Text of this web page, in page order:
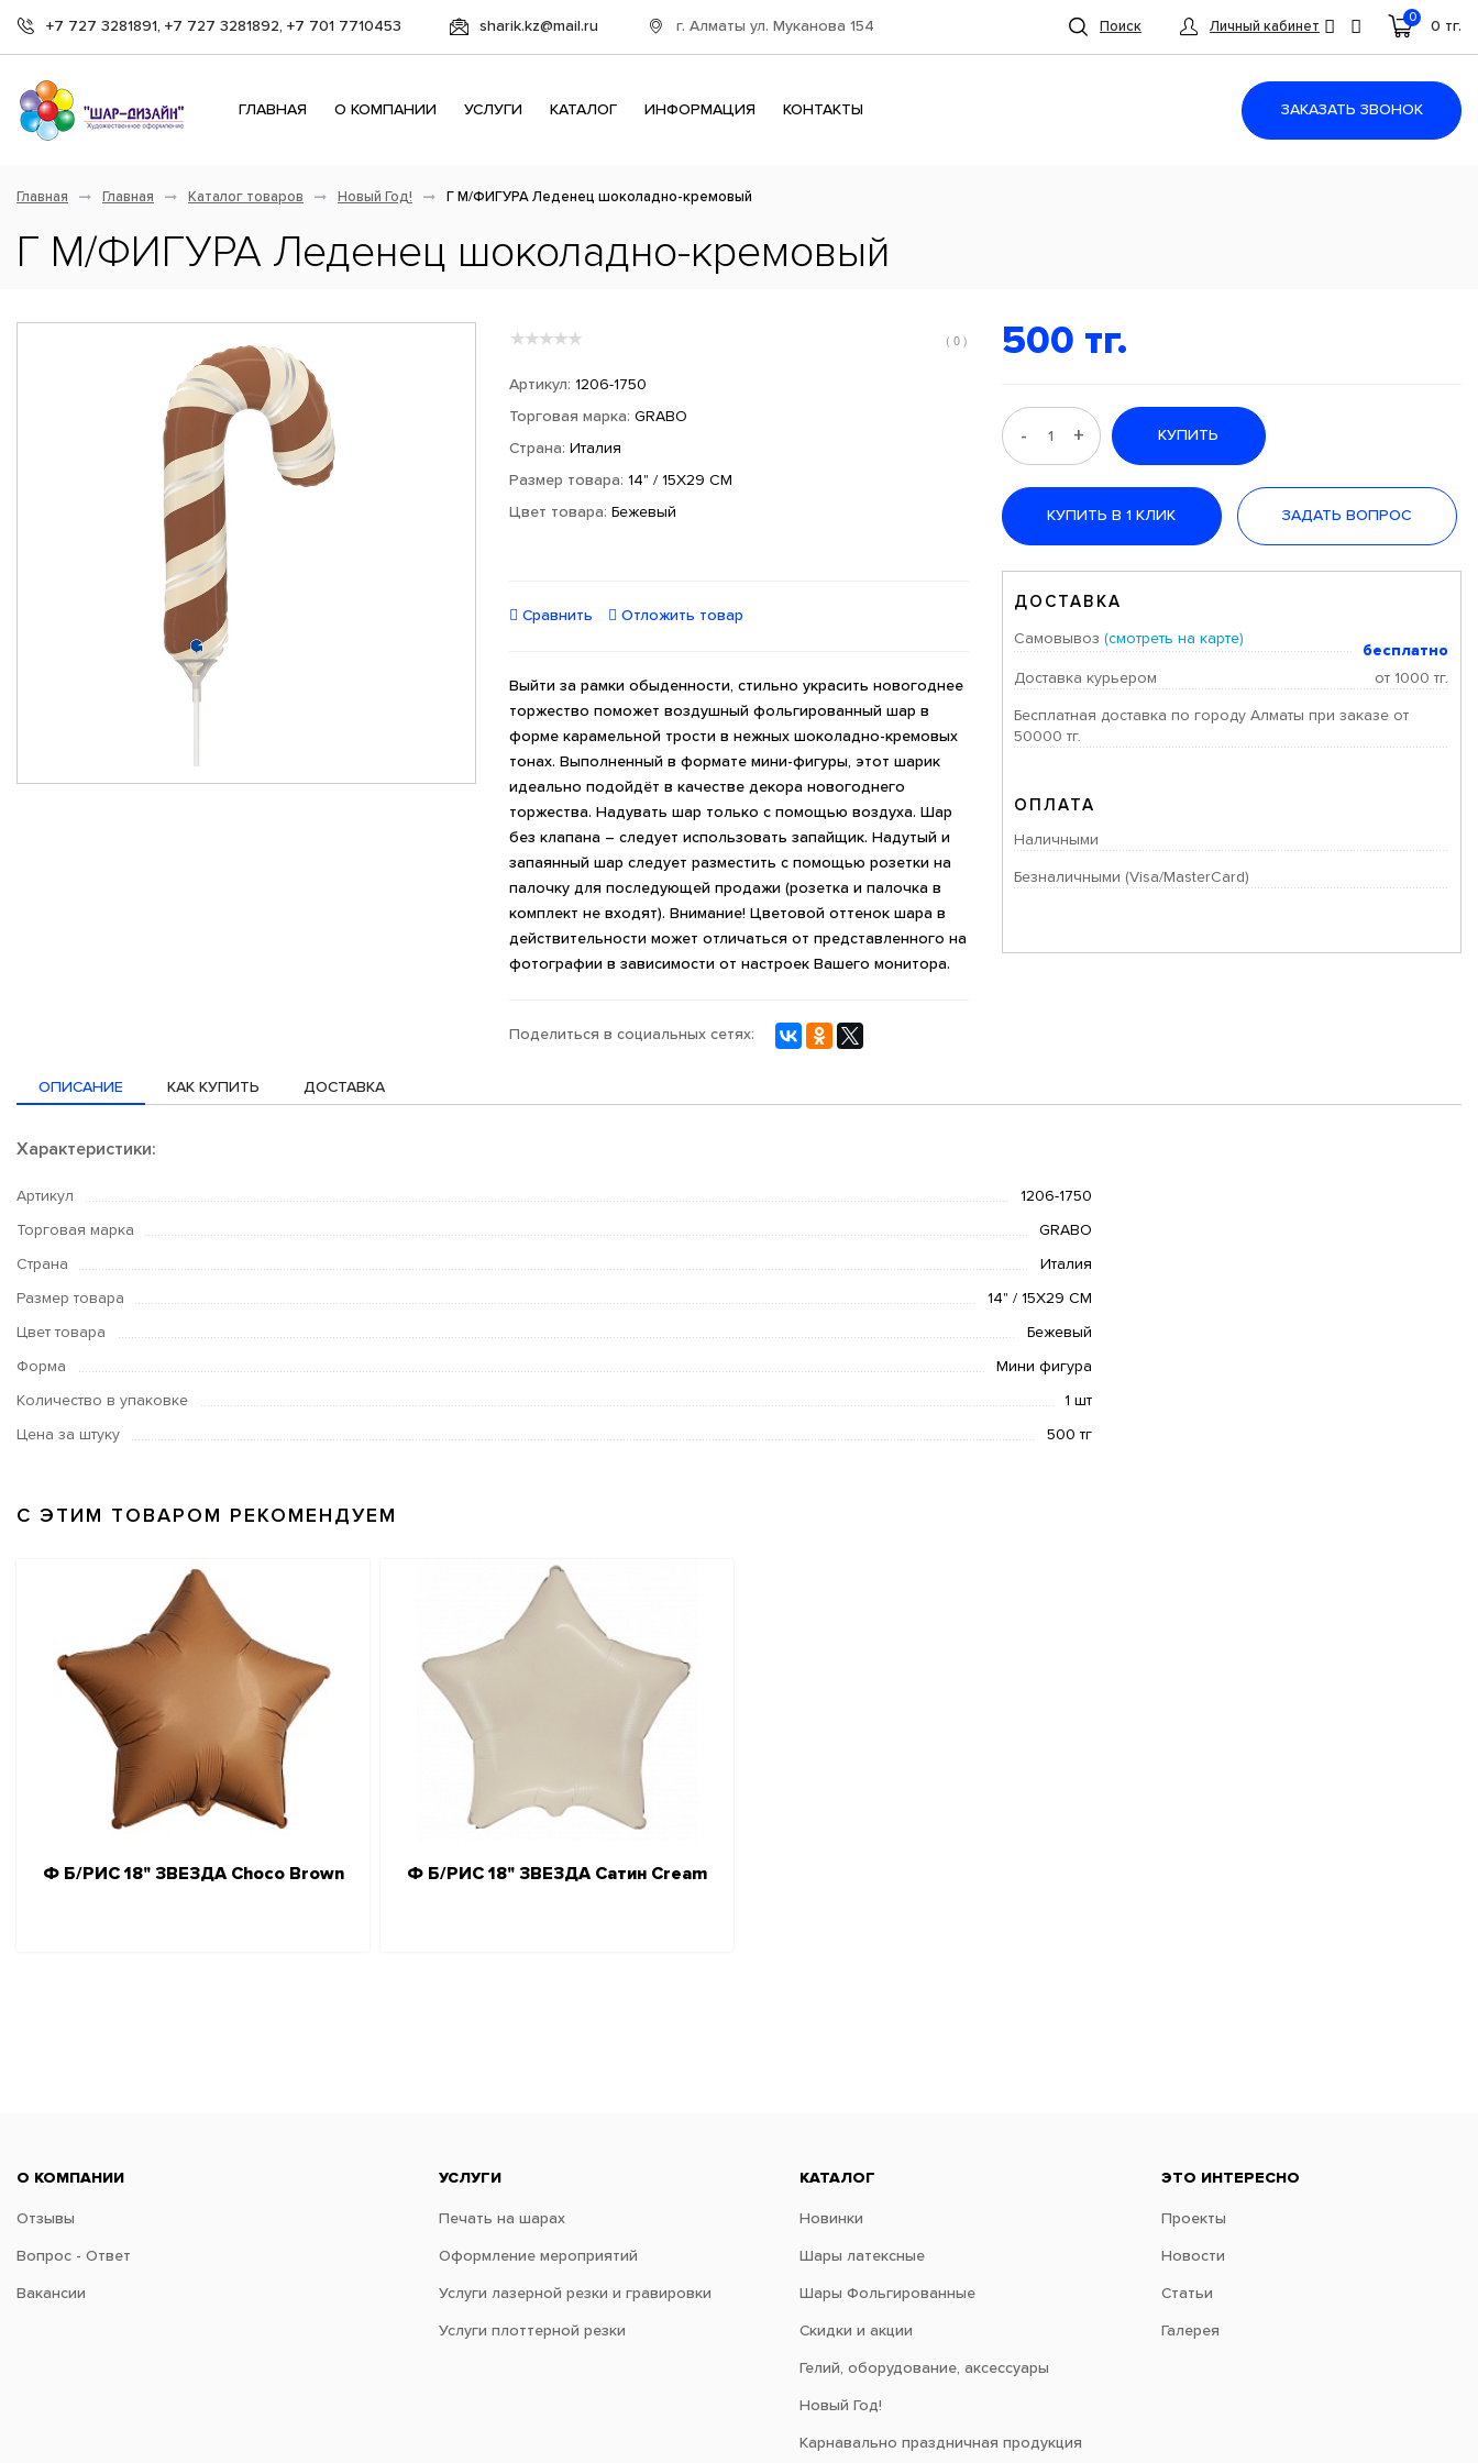
+7 727 3281891, +7 727 3281892, +7 701 7710453 sharik.kz@mail.ru г. Алматы ул. Муканова 154 Поиск Личный кабинет
0
0 тг.
ГЛАВНАЯ О КОМПАНИИ УСЛУГИ КАТАЛОГ ИНФОРМАЦИЯ КОНТАКТЫ ЗАКАЗАТЬ ЗВОНОК
Главная Главная Каталог товаров Новый Год! Г М/ФИГУРА Леденец шоколадно-кремовый
Г М/ФИГУРА Леденец шоколадно-кремовый
( 0 )
Артикул: 1206-1750
Торговая марка: GRABO
Страна: Италия
Размер товара: 14" / 15X29 CM
Цвет товара: Бежевый
Сравнить Отложить товар
Выйти за рамки обыденности, стильно украсить новогоднее
торжество поможет воздушный фольгированный шар в
форме карамельной трости в нежных шоколадно-кремовых
тонах. Выполненный в формате мини-фигуры, этот шарик
идеально подойдёт в качестве декора новогоднего
торжества. Надувать шар только с помощью воздуха. Шар
без клапана – следует использовать запайщик. Надутый и
запаянный шар следует разместить с помощью розетки на
палочку для последующей продажи (розетка и палочка в
комплект не входят). Внимание! Цветовой оттенок шара в
действительности может отличаться от представленного на
фотографии в зависимости от настроек Вашего монитора.
Поделиться в социальных сетях:
500 тг.
- + КУПИТЬ
КУПИТЬ В 1 КЛИК ЗАДАТЬ ВОПРОС
ДОСТАВКА
Самовывоз (смотреть на карте)
бесплатно
Доставка курьером
от 1000 тг.
Бесплатная доставка по городу Алматы при заказе от
50000 тг.
ОПЛАТА
Наличными
Безналичными (Visa/MasterCard)
ОПИСАНИЕ КАК КУПИТЬ ДОСТАВКА
Характеристики:
Артикул 1206-1750
Торговая марка GRABO
Страна Италия
Размер товара 14" / 15X29 CM
Цвет товара Бежевый
Форма Мини фигура
Количество в упаковке 1 шт
Цена за штуку 500 тг
С ЭТИМ ТОВАРОМ РЕКОМЕНДУЕМ
Ф Б/РИС 18" ЗВЕЗДА Choco Brown Ф Б/РИС 18" ЗВЕЗДА Сатин Cream
О КОМПАНИИ
Отзывы
Вопрос - Ответ
Вакансии
УСЛУГИ
Печать на шарах
Оформление мероприятий
Услуги лазерной резки и гравировки
Услуги плоттерной резки
КАТАЛОГ
Новинки
Шары латексные
Шары Фольгированные
Скидки и акции
Гелий, оборудование, аксессуары
Новый Год!
Карнавально праздничная продукция
ЭТО ИНТЕРЕСНО
Проекты
Новости
Статьи
Галерея